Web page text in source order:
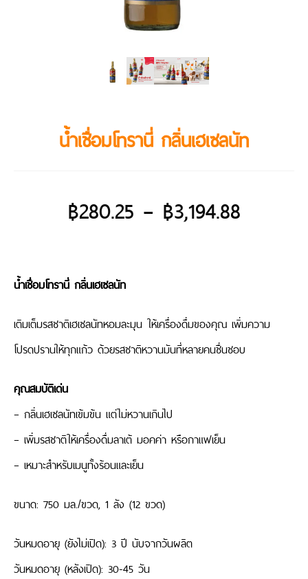
นํ้าเชื่อมโทรานี่ กลิ่นเฮเซลนัท
฿280.25 – ฿3,194.88
น้ำเชื่อมโทรานี่ กลิ่นเฮเซลนัท
เติมเต็มรสชาติเฮเซลนัทหอมละมุน ให้เครื่องดื่มของคุณ เพิ่มความ
โปรดปรานให้ทุกแก้ว ด้วยรสชาติหวานมันที่หลายคนชื่นชอบ
คุณสมบัติเด่น
– กลิ่นเฮเซลนัทเข้มข้น แต่ไม่หวานเกินไป
– เพิ่มรสชาติให้เครื่องดื่มลาเต้ มอคค่า หรือกาแฟเย็น
– เหมาะสำหรับเมนูทั้งร้อนและเย็น
ขนาด: 750 มล./ขวด, 1 ลัง (12 ขวด)
วันหมดอายุ (ยังไม่เปิด): 3 ปี นับจากวันผลิต
วันหมดอายุ (หลังเปิด): 30-45 วัน